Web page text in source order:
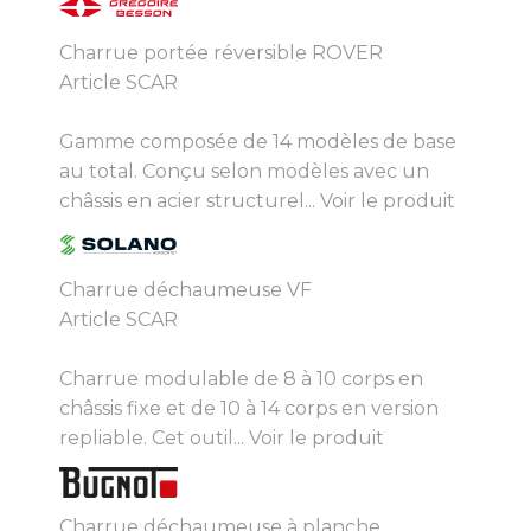
Charrue portée réversible ROVER
Article SCAR
Gamme composée de 14 modèles de base
au total. Conçu selon modèles avec un
châssis en acier structurel... Voir le produit
Charrue déchaumeuse VF
Article SCAR
Charrue modulable de 8 à 10 corps en
châssis fixe et de 10 à 14 corps en version
repliable. Cet outil... Voir le produit